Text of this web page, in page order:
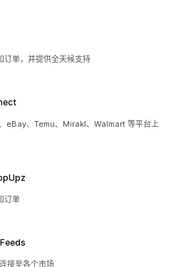
订单，并提供全天候支持
eBay、Temu、Mirakl、Walmart 等平台上
订单
接至各个市场